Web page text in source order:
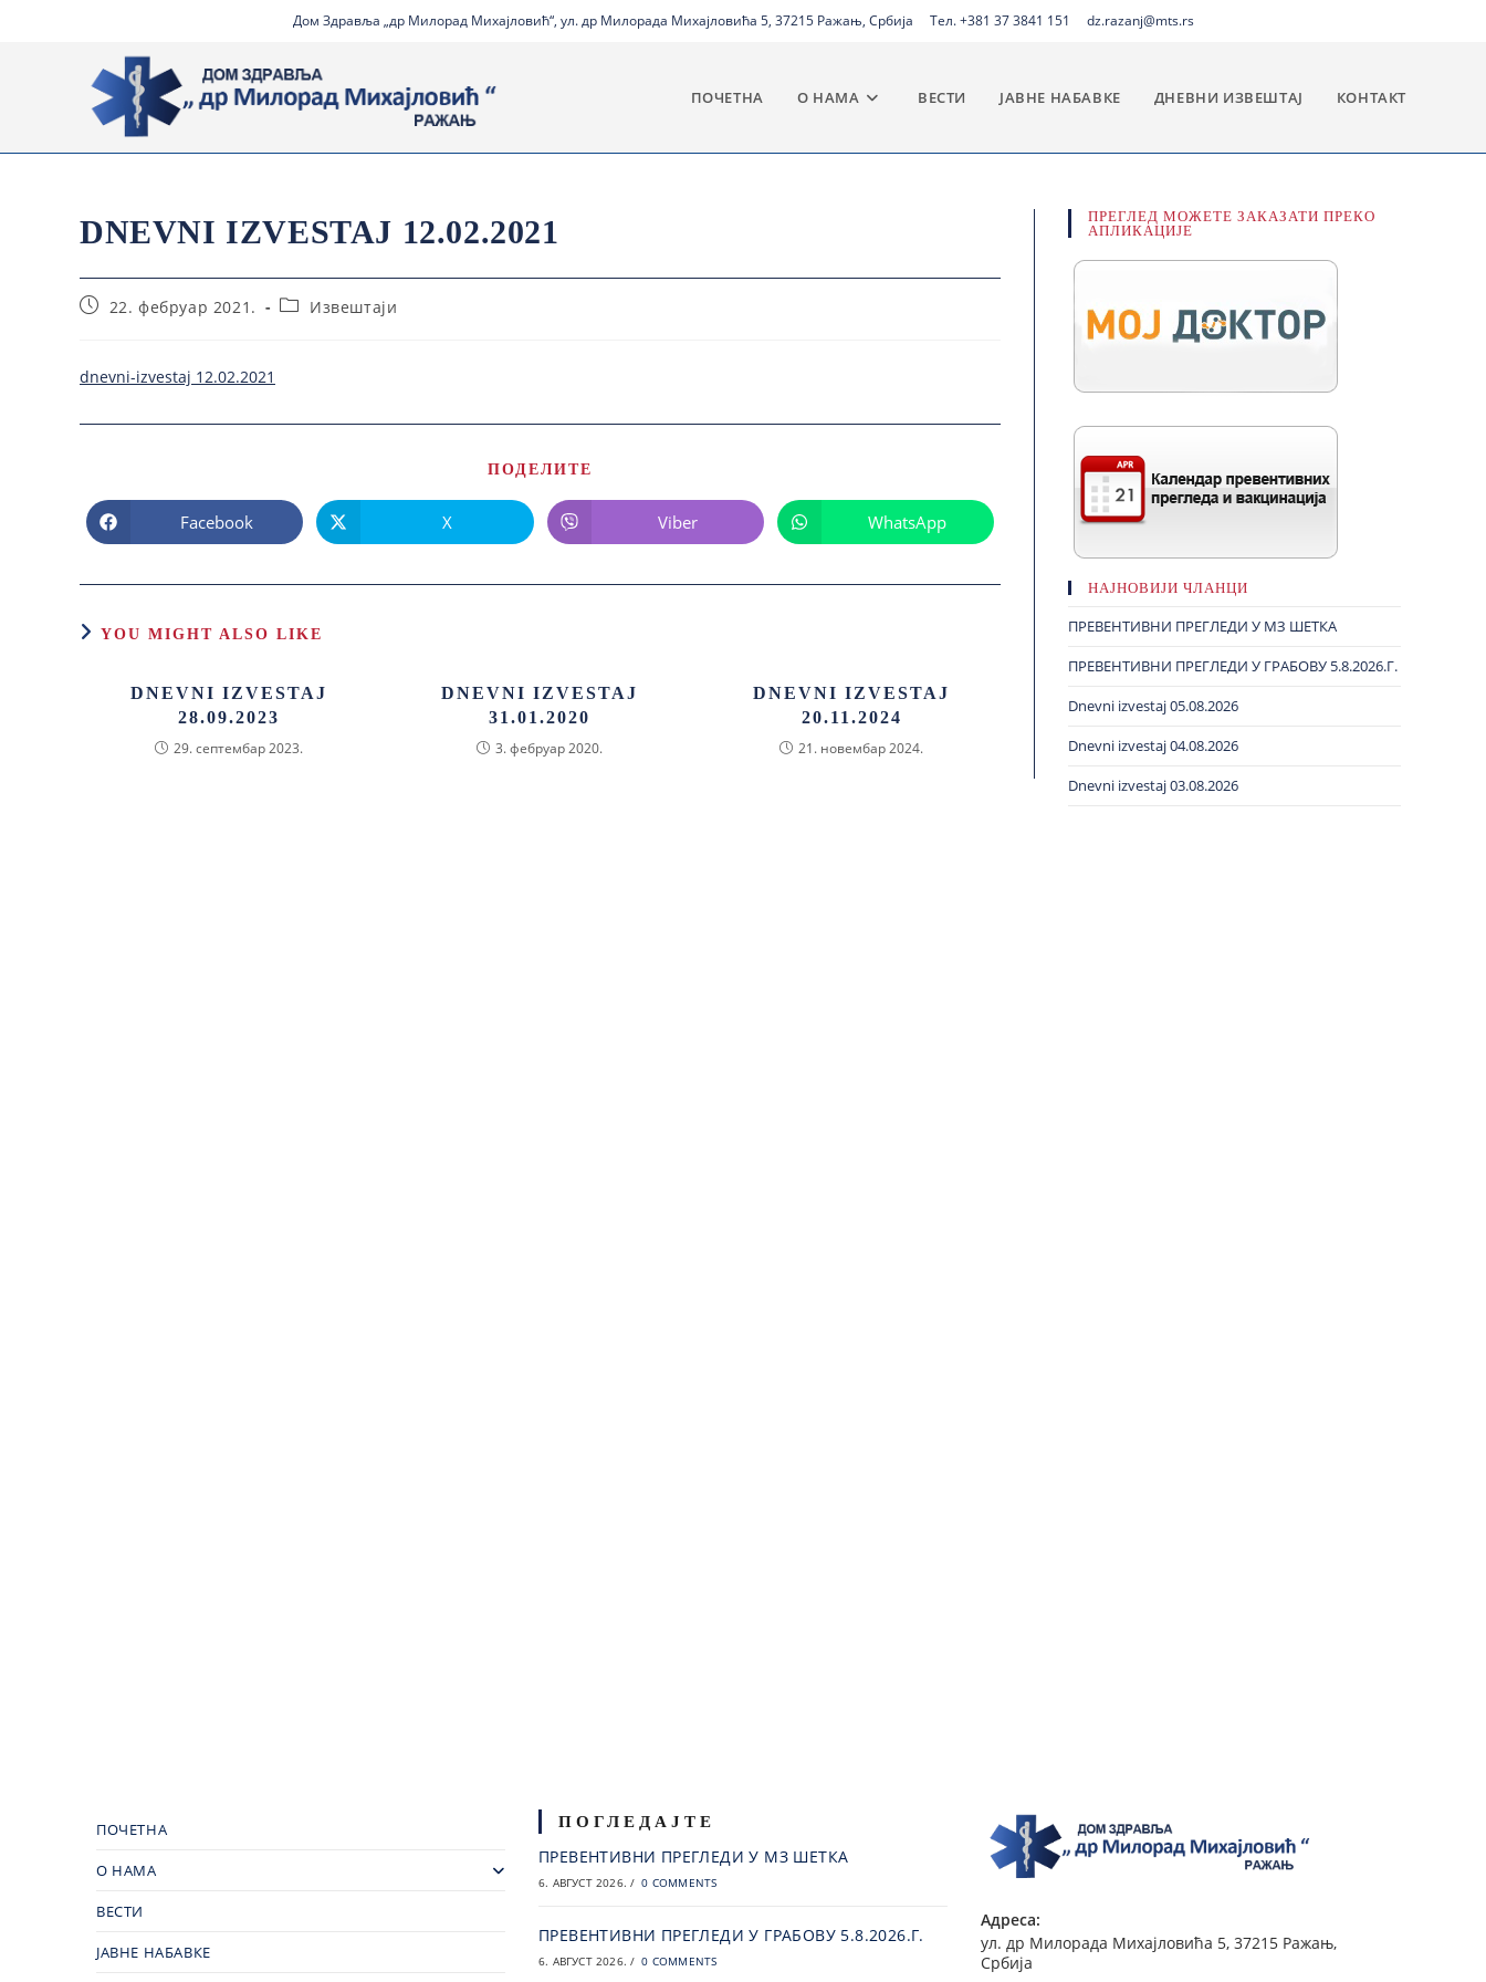
Дом Здравља „др Милорад Михајловић“, ул. др Милорада Михајловића 5, 37215 Ражањ, Србија Тел. +381 37 3841 151 dz.razanj@mts.rs
ПОЧЕТНА О НАМА ВЕСТИ ЈАВНЕ НАБАВКЕ ДНЕВНИ ИЗВЕШТАЈ КОНТАКТ
DNEVNI IZVESTAJ 12.02.2021
22. фебруар 2021. Извештаји
dnevni-izvestaj 12.02.2021
ПОДЕЛИТЕ
Facebook X Viber WhatsApp
YOU MIGHT ALSO LIKE
DNEVNI IZVESTAJ
28.09.2023
29. септембар 2023.
DNEVNI IZVESTAJ
31.01.2020
3. фебруар 2020.
DNEVNI IZVESTAJ
20.11.2024
21. новембар 2024.
ПРЕГЛЕД МОЖЕТЕ ЗАКАЗАТИ ПРЕКО
АПЛИКАЦИЈЕ
НАЈНОВИЈИ ЧЛАНЦИ
ПРЕВЕНТИВНИ ПРЕГЛЕДИ У МЗ ШЕТКА
ПРЕВЕНТИВНИ ПРЕГЛЕДИ У ГРАБОВУ 5.8.2026.Г.
Dnevni izvestaj 05.08.2026
Dnevni izvestaj 04.08.2026
Dnevni izvestaj 03.08.2026
ПОЧЕТНА
О НАМА
ВЕСТИ
ЈАВНЕ НАБАВКЕ
ПОГЛЕДАЈТЕ
ПРЕВЕНТИВНИ ПРЕГЛЕДИ У МЗ ШЕТКА
6. АВГУСТ 2026. / 0 COMMENTS
ПРЕВЕНТИВНИ ПРЕГЛЕДИ У ГРАБОВУ 5.8.2026.Г.
6. АВГУСТ 2026. / 0 COMMENTS
Адреса:
ул. др Милорада Михајловића 5, 37215 Ражањ,
Србија